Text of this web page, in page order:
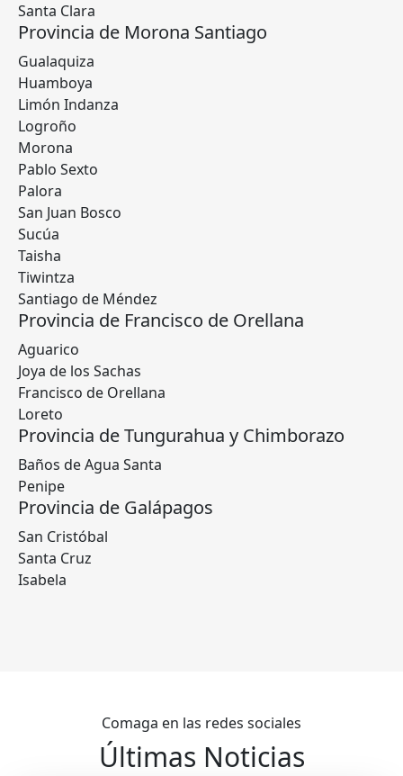
Santa Clara
Provincia de Morona Santiago
Gualaquiza
Huamboya
Limón Indanza
Logroño
Morona
Pablo Sexto
Palora
San Juan Bosco
Sucúa
Taisha
Tiwintza
Santiago de Méndez
Provincia de Francisco de Orellana
Aguarico
Joya de los Sachas
Francisco de Orellana
Loreto
Provincia de Tungurahua y Chimborazo
Baños de Agua Santa
Penipe
Provincia de Galápagos
San Cristóbal
Santa Cruz
Isabela
Comaga en las redes sociales
Últimas Noticias